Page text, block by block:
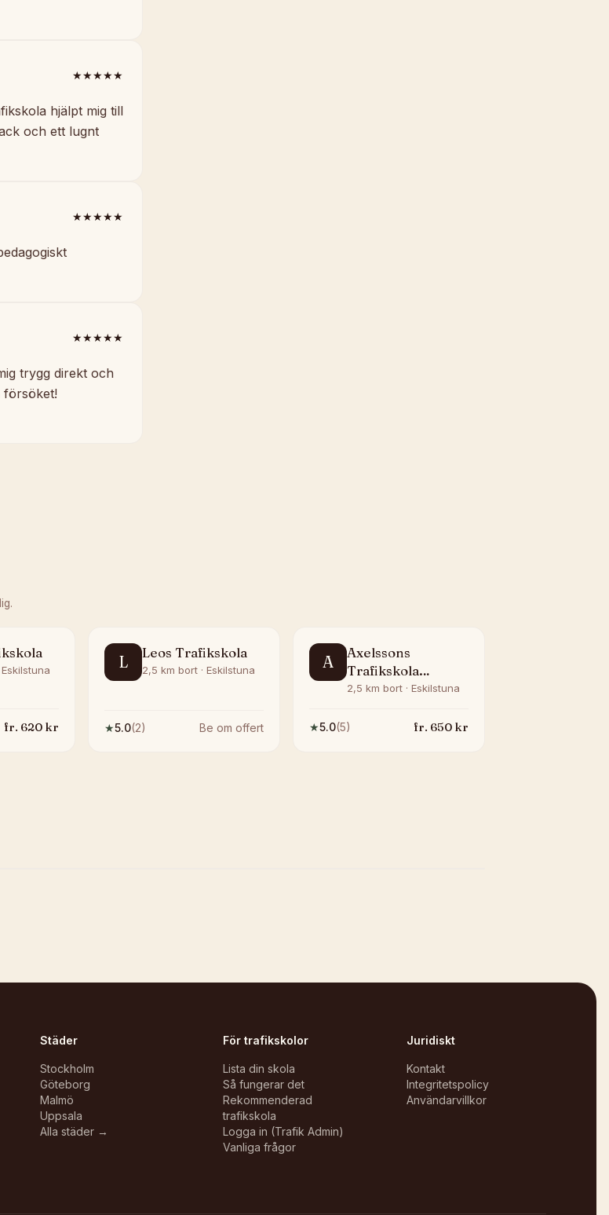
★★★★★
hjälpt mig till
och ett lugnt
★★★★★
★★★★★
trygg direkt och
fr. 620 kr
L Leos Trafikskola
2,5 km bort · Eskilstuna
★5.0(2) Be om offert
A
Axelssons
Trafikskola
Eskilstuna
2,5 km bort · Eskilstuna
★5.0(5) fr. 650 kr
Städer
Stockholm
Göteborg
Malmö
Uppsala
Alla städer →
För trafikskolor
Lista din skola
Så fungerar det
Rekommenderad
trafikskola
Logga in (Trafik Admin)
Vanliga frågor
Juridiskt
Kontakt
Integritetspolicy
Användarvillkor